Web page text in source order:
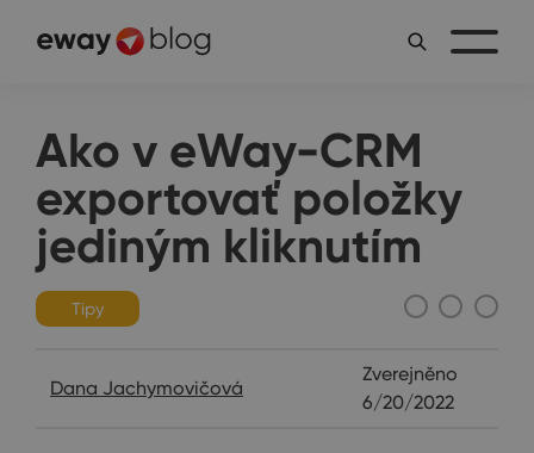
Ako v eWay-CRM
exportovať položky
jediným kliknutím
Tipy
Dana Jachymovičová
Zverejněno
6/20/2022